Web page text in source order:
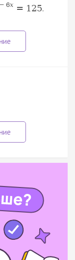
− 6x = 125.